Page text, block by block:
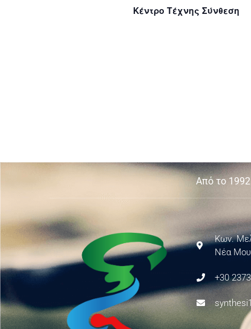
Κέντρο Τέχνης Σύνθεση
Από το
Κων.
Νέα
+30